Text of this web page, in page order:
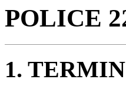
POLICE
1.